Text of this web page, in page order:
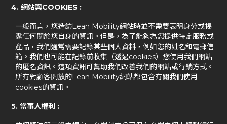
4. 網站與COOKIES :
一般而言，您造訪Lean Mobility網站時並不需要表明身分或揭
露任何關於您自身的資訊。但是，為了能夠為您提供特定服務或
產品，我們通常需要記錄某些個人資料，例如您的姓名和電郵信
箱。我們也可能在記錄前收集（透過cookies）您使用我們網站
的匿名資訊。這項資訊可幫助我們改善我們的網站或行銷方式。
所有對顧客開放的Lean Mobility網站都包含有關我們使用
cookies的資訊。
5. 當事人權利 :